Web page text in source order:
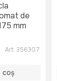
de
mm
Art: 356307
coș